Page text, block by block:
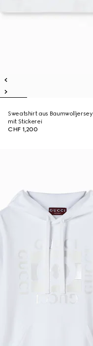
Sweatshirt aus Baumwolljersey
mit Stickerei
CHF 1,200